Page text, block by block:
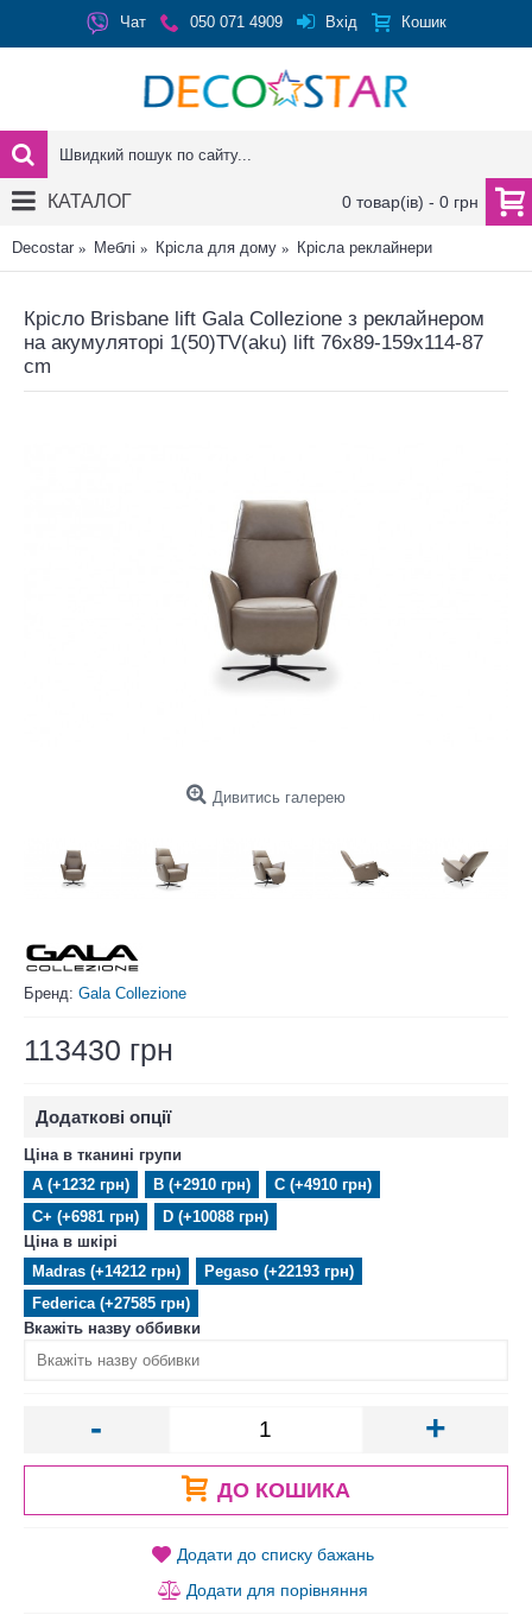
Чат 050 071 4909 Вхід Кошик
0 товар(ів) - 0 грн
КАТАЛОГ
Decostar Меблі Крісла для дому Крісла реклайнери
Крісло Brisbane lift Gala Collezione з реклайнером
на акумуляторі 1(50)TV(aku) lift 76x89-159x114-87
cm
Дивитись галерею
Бренд: Gala Collezione
113430 грн
Додаткові опції
Ціна в тканині групи
А (+1232 грн)
В (+2910 грн)
С (+4910 грн)
С+ (+6981 грн)
D (+10088 грн)
Ціна в шкірі
Madras (+14212 грн)
Pegaso (+22193 грн)
Federica (+27585 грн)
Вкажіть назву оббивки
- +
ДО КОШИКА
Додати до списку бажань
Додати для порівняння